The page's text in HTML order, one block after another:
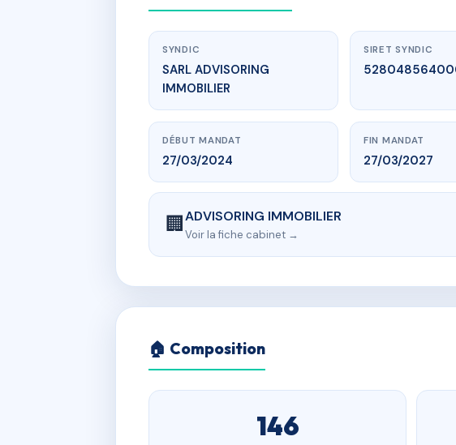
SYNDIC
SARL ADVISORING
IMMOBILIER
SIRET SYNDIC
DÉBUT MANDAT
27/03/2024
FIN MANDAT
27/03/2027
🏢ADVISORING IMMOBILIER
Voir la fiche cabinet →
🏠 Composition
146